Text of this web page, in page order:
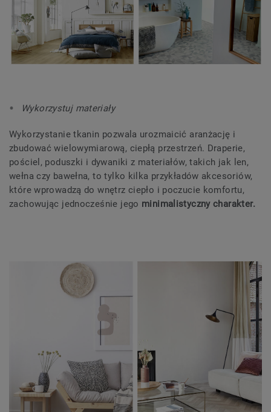
Wykorzystuj materiały
Wykorzystanie tkanin pozwala urozmaicić aranżację i
zbudować wielowymiarową, ciepłą przestrzeń. Draperie,
pościel, poduszki i dywaniki z materiałów, takich jak len,
wełna czy bawełna, to tylko kilka przykładów akcesoriów,
które wprowadzą do wnętrz ciepło i poczucie komfortu,
zachowując jednocześnie jego minimalistyczny charakter.